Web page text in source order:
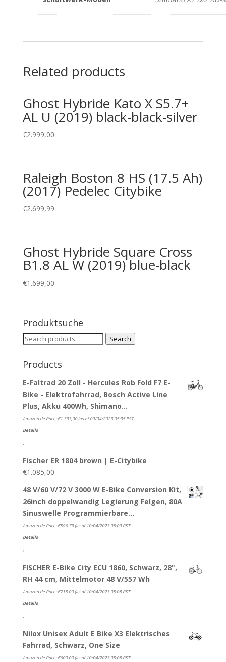
Related products
Ghost Hybride Kato X S5.7+
AL U (2019) black-black-silver
€2.999,00
Raleigh Boston 8 HS (17.5 Ah)
(2017) Pedelec Citybike
€2.699,99
Ghost Hybride Square Cross
B1.8 AL W (2019) blue-black
€1.699,00
Produktsuche
Search
Search
Products
E-Faltrad 20 Zoll - Hercules Rob Fold F7 E-
Bike - Elektrofahrrad, Bosch Active Line
Plus, Akku 400Wh, Shimano…
Amazon.de Price:€1.333,00(as of 09/04/2023 05:35 PST-
Details
)
Fischer ER 1804 brown | E-Citybike
€1.085,00
48 V/60 V/72 V 3000 W E-Bike Conversion Kit,
26inch doppelwandig Legierung Felgen, 80A
Sinuswelle Programmierbare…
Amazon.de Price:€596,73(as of 10/04/2023 05:09 PST-
Details
)
FISCHER E-Bike City ECU 1860, Schwarz, 28",
RH 44 cm, Mittelmotor 48 V/557 Wh
Amazon.de Price:€715,00(as of 10/04/2023 05:08 PST-
Details
)
Nilox Unisex Adult E Bike X3 Elektrisches
Fahrrad, Schwarz, One Size
Amazon.de Price:€600,00(as of 10/04/2023 05:08 PST-